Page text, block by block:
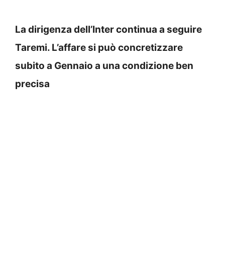
La dirigenza dell’Inter continua a seguire
Taremi. L’affare si può concretizzare
subito a Gennaio a una condizione ben
precisa